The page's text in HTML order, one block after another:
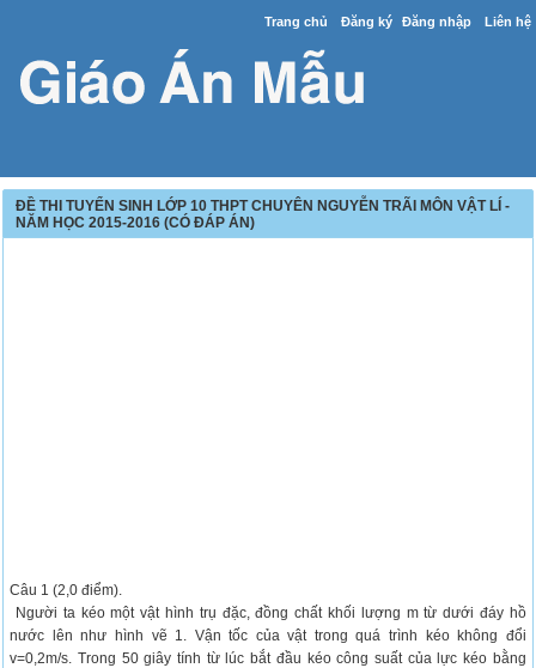
Trang chủ Đăng ký Đăng nhập Liên hệ
ĐỀ THI TUYỂN SINH LỚP 10 THPT CHUYÊN NGUYỄN TRÃI MÔN VẬT LÍ -
NĂM HỌC 2015-2016 (CÓ ĐÁP ÁN)
Câu 1 (2,0 điểm).
Người ta kéo một vật hình trụ đặc, đồng chất khối lượng m từ dưới đáy hồ
nước lên như hình vẽ 1. Vận tốc của vật trong quá trình kéo không đổi
v=0,2m/s. Trong 50 giây tính từ lúc bắt đầu kéo công suất của lực kéo bằng